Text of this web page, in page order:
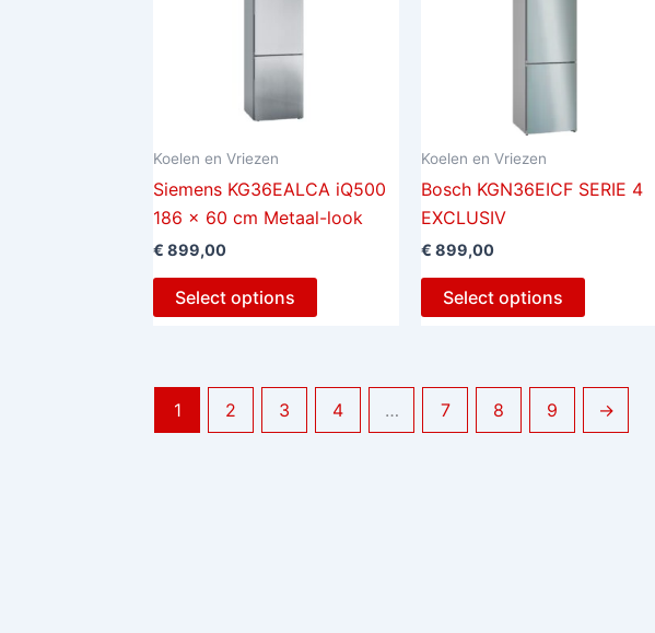
Koelen en Vriezen
Siemens KG36EALCA iQ500
186 x 60 cm Metaal-look
€ 899,00
Select options
Koelen en Vriezen
Bosch KGN36EICF SERIE 4
EXCLUSIV
€ 899,00
Select options
1 2 3 4 … 7 8 9 →